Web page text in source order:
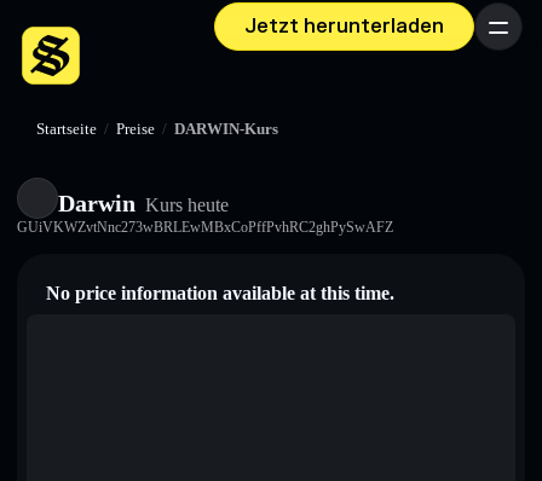
Jetzt herunterladen Menü
Startseite / Preise / DARWIN-Kurs
Darwin Kurs heute
GUiVKWZvtNnc273wBRLEwMBxCoPffPvhRC2ghPySwAFZ
No price information available at this time.